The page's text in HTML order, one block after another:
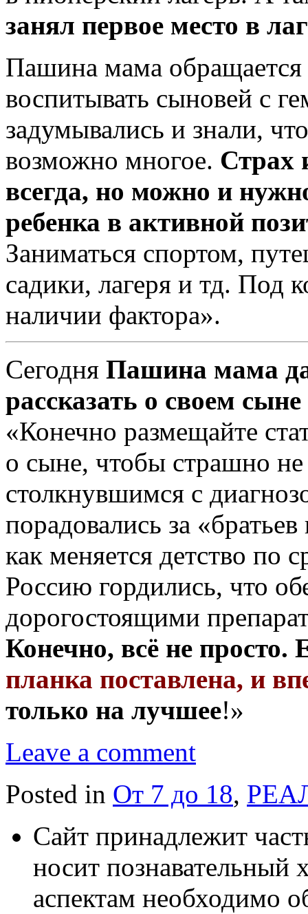
занял первое место в
Пашина мама
воспитывать сыновей с
задумывались и знали,
возможно многое. Страх
всегда, но можно и
ребенка в активной
Заниматься спортом,
садики, лагеря и тд. Под
наличии фактора».
Сегодня Пашина мама
рассказать о своем
«Конечно размещайте
о сыне, чтобы страшно
столкнувшимся с
порадовались за
как меняется детство по
Россию гордились, что
дорогостоящими
Конечно, всё не
планка поставлена, и
только на лучшее!»
Leave a comment
Posted in От 7 до 18,
Сайт принадлежит
носит познавательный
аспектам необходимо